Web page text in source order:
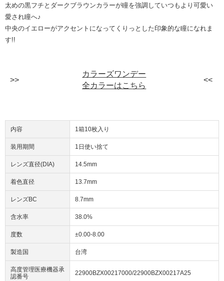
太めの黒フチとダークブラウンカラーが瞳を強調していつもより可愛い
愛され瞳へ♪
中央のイエローがアクセントになってくりっとした印象的な瞳になれま
す!!
カラーズワンデー
全カラーはこちら
内容 1箱10枚入り
装用期間 1日使い捨て
レンズ直径(DIA) 14.5mm
着色直径 13.7mm
レンズBC 8.7mm
含水率 38.0%
度数 ±0.00-8.00
製造国 台湾
高度管理医療機器承
認番号
22900BZX00217000/22900BZX00217A25